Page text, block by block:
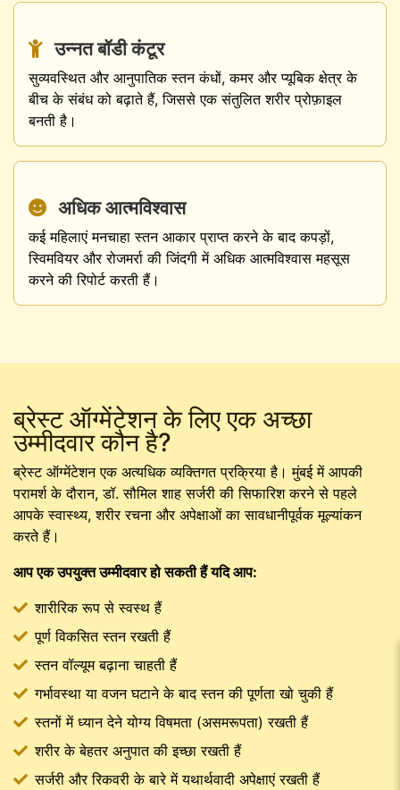
उन्नत बॉडी कंटूर
सुव्यवस्थित और आनुपातिक स्तन कंधों, कमर और प्यूबिक क्षेत्र के
बीच के संबंध को बढ़ाते हैं, जिससे एक संतुलित शरीर प्रोफ़ाइल
बनती है।
अधिक आत्मविश्वास
कई महिलाएं मनचाहा स्तन आकार प्राप्त करने के बाद कपड़ों,
स्विमवियर और रोजमर्रा की जिंदगी में अधिक आत्मविश्वास महसूस
करने की रिपोर्ट करती हैं।
ब्रेस्ट ऑग्मेंटेशन के लिए एक अच्छा
उम्मीदवार कौन है?
ब्रेस्ट ऑग्मेंटेशन एक अत्यधिक व्यक्तिगत प्रक्रिया है। मुंबई में आपकी
परामर्श के दौरान, डॉ. सौमिल शाह सर्जरी की सिफारिश करने से पहले
आपके स्वास्थ्य, शरीर रचना और अपेक्षाओं का सावधानीपूर्वक मूल्यांकन
करते हैं।
आप एक उपयुक्त उम्मीदवार हो सकती हैं यदि आप:
शारीरिक रूप से स्वस्थ हैं
पूर्ण विकसित स्तन रखती हैं
स्तन वॉल्यूम बढ़ाना चाहती हैं
गर्भावस्था या वजन घटाने के बाद स्तन की पूर्णता खो चुकी हैं
स्तनों में ध्यान देने योग्य विषमता (असमरूपता) रखती हैं
शरीर के बेहतर अनुपात की इच्छा रखती हैं
सर्जरी और रिकवरी के बारे में यथार्थवादी अपेक्षाएं रखती हैं